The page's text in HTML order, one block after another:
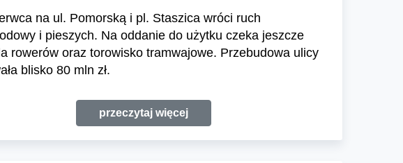
na ul. Pomorską i pl. Staszica wróci ruch
i pieszych. Na oddanie do użytku czeka jeszcze
rowerów oraz torowisko tramwajowe. Przebudowa ulicy
blisko 80 mln zł.
przeczytaj więcej